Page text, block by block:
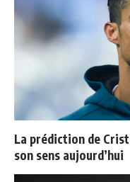
La prédiction de
son sens aujourd’hui